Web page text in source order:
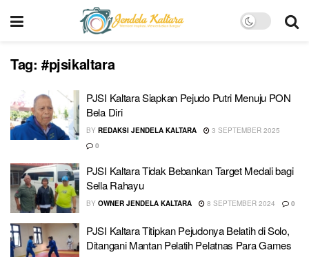
Tag: #pjsikaltara
PJSI Kaltara Siapkan Pejudo Putri Menuju PON
Bela Diri
BY REDAKSI JENDELA KALTARA
3 SEPTEMBER 2025
0
PJSI Kaltara Tidak Bebankan Target Medali bagi
Sella Rahayu
BY OWNER JENDELA KALTARA 8 SEPTEMBER 2024 0
PJSI Kaltara Titipkan Pejudonya Belatih di Solo,
Ditangani Mantan Pelatih Pelatnas Para Games